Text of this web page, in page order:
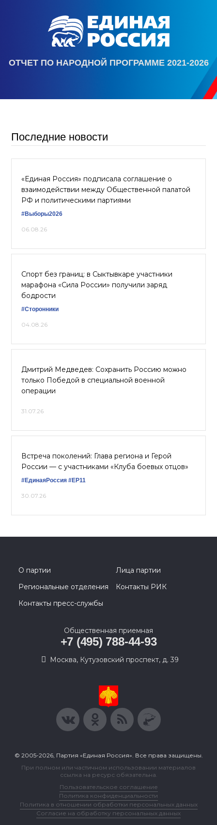
ОТЧЕТ ПО НАРОДНОЙ ПРОГРАММЕ 2021-2026
Последние новости
«Единая Россия» подписала соглашение о
взаимодействии между Общественной палатой
РФ и политическими партиями
#Выборы2026
06.08.26
Спорт без границ: в Сыктывкаре участники
марафона «Сила России» получили заряд
бодрости
#Сторонники
04.08.26
Дмитрий Медведев: Сохранить Россию можно
только Победой в специальной военной
операции
31.07.26
Встреча поколений: Глава региона и Герой
России — с участниками «Клуба боевых отцов»
#ЕдинаяРоссия #ЕР11
30.07.26
О партии
Лица партии
Региональные отделения
Контакты РИК
Контакты пресс-службы
Общественная приемная
+7 (495) 788-44-93
Москва, Кутузовский проспект, д. 39
© 2005-2026, Партия «Единая Россия». Все права защищены.
При полном или частичном использовании материалов
ссылка на ресурс обязательна.
Пользовательское соглашение
Политика конфиденциальности
Политика в отношении обработки персональных данных
Согласие на обработку персональных данных